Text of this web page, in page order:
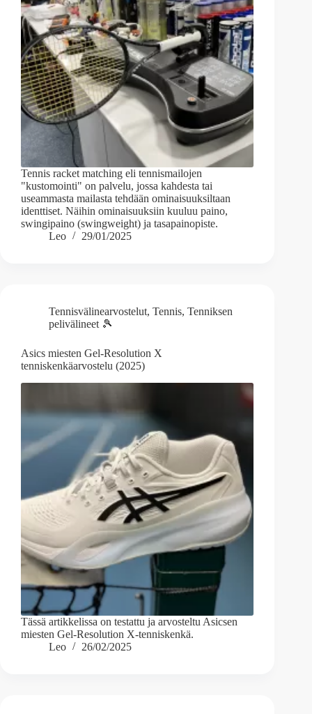
Tennis racket matching eli tennismailojen
"kustomointi" on palvelu, jossa kahdesta tai
useammasta mailasta tehdään ominaisuuksiltaan
identtiset. Näihin ominaisuuksiin kuuluu paino,
swingipaino (swingweight) ja tasapainopiste.
Leo
29/01/2025
Tennisvälinearvostelut, Tennis, Tenniksen
pelivälineet 🎾
Asics miesten Gel-Resolution X
tenniskenkäarvostelu (2025)
Tässä artikkelissa on testattu ja arvosteltu Asicsen
miesten Gel-Resolution X-tenniskenkä.
Leo
26/02/2025